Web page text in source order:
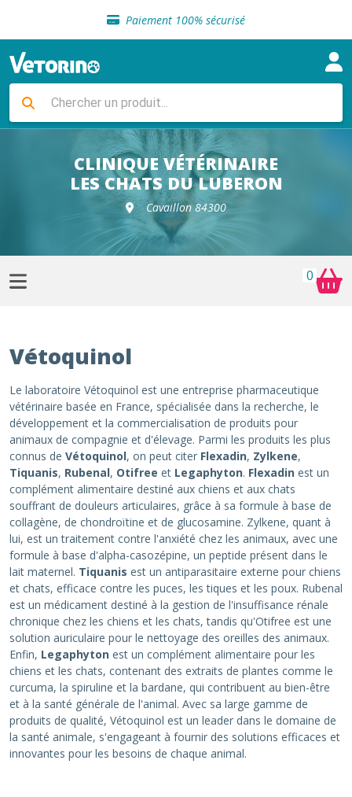
Paiement 100% sécurisé
Livraison gratuite en clinique vétérinaire
Sélection de croquettes vétérinaire
Livraison gratuite en clinique vétérinaire
Retour gratuit en clinique
Sélection de croquettes vétérinaire
CLINIQUE VÉTÉRINAIRE
LES CHATS DU LUBERON
Cavaillon 84300
0
Vétoquinol
Le laboratoire Vétoquinol est une entreprise pharmaceutique
vétérinaire basée en France, spécialisée dans la recherche, le
développement et la commercialisation de produits pour
animaux de compagnie et d'élevage. Parmi les produits les plus
connus de Vétoquinol, on peut citer Flexadin, Zylkene,
Tiquanis, Rubenal, Otifree et Legaphyton. Flexadin est un
complément alimentaire destiné aux chiens et aux chats
souffrant de douleurs articulaires, grâce à sa formule à base de
collagène, de chondroïtine et de glucosamine. Zylkene, quant à
lui, est un traitement contre l'anxiété chez les animaux, avec une
formule à base d'alpha-casozépine, un peptide présent dans le
lait maternel. Tiquanis est un antiparasitaire externe pour chiens
et chats, efficace contre les puces, les tiques et les poux. Rubenal
est un médicament destiné à la gestion de l'insuffisance rénale
chronique chez les chiens et les chats, tandis qu'Otifree est une
solution auriculaire pour le nettoyage des oreilles des animaux.
Enfin, Legaphyton est un complément alimentaire pour les
chiens et les chats, contenant des extraits de plantes comme le
curcuma, la spiruline et la bardane, qui contribuent au bien-être
et à la santé générale de l'animal. Avec sa large gamme de
produits de qualité, Vétoquinol est un leader dans le domaine de
la santé animale, s'engageant à fournir des solutions efficaces et
innovantes pour les besoins de chaque animal.